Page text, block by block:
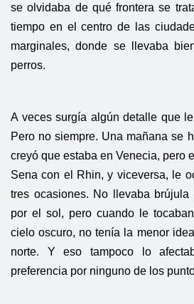
se olvidaba de qué frontera se
tiempo en el centro de las
marginales, donde se llevaba
perros.
A veces surgía algún detalle que
Pero no siempre. Una mañana se
creyó que estaba en Venecia, pero
Sena con el Rhin, y viceversa, le
tres ocasiones. No llevaba
por el sol, pero cuando le
cielo oscuro, no tenía la menor
norte. Y eso tampoco lo
preferencia por ninguno de los